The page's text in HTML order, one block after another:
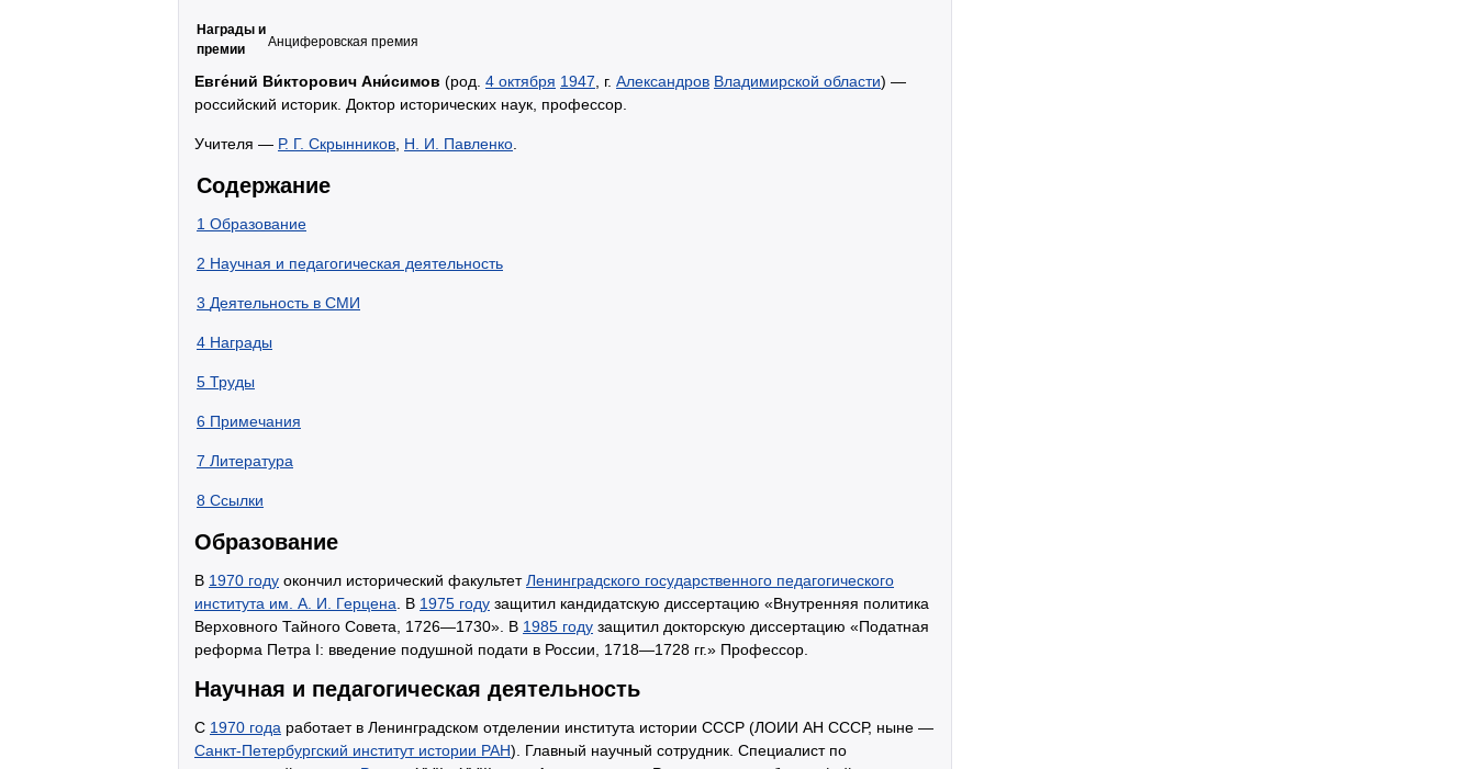
Награды и
премии
Анциферовская премия
Евге́ний Ви́кторович Ани́симов (род. 4 октября 1947 , г. Александров Владимирской области) —
российский историк. Доктор исторических наук, профессор.
Учителя — Р. Г. Скрынников Н. И. Павленко
Содержание
1 Образование
2 Научная и педагогическая деятельность
3 Деятельность в СМИ
4 Награды
5 Труды
6 Примечания
7 Литература
8 Ссылки
Образование
В 1970 году окончил исторический факультетЛенинградского государственного педагогического
института им. А. И. Герцена . В 1975 году защитил кандидатскую диссертацию «Внутренняя политика
Верховного Тайного Совета, 1726—1730». В 1985 году защитил докторскую диссертацию «Податная
реформа Петра I: введение подушной подати в России, 1718—1728 гг.» Профессор.
Научная и педагогическая деятельность
С 1970 года работает в Ленинградском отделении института истории СССР (ЛОИИ АН СССР, ныне —
Санкт-Петербургский институт истории РАН). Главный научный сотрудник. Специалист по